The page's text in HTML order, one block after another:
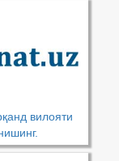
вилояти